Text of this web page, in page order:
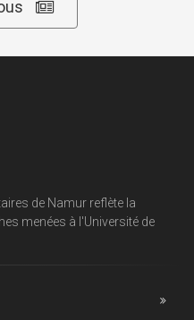
de Namur reflète la
menées à l'Université de